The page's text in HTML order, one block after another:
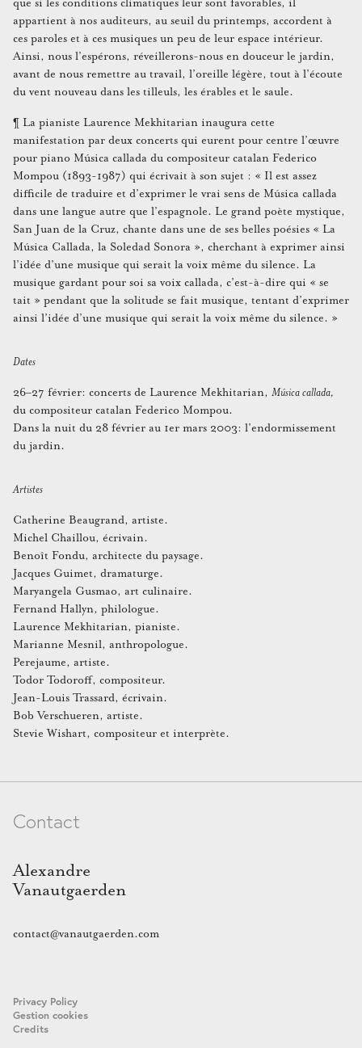
appartient à nos auditeurs, au seuil du printemps, accordent à
ces paroles et à ces musiques un peu de leur espace intérieur.
Ainsi, nous l’espérons, réveillerons-nous en douceur le jardin,
avant de nous remettre au travail, l’oreille légère, tout à l’écoute
du vent nouveau dans les tilleuls, les érables et le saule.
¶ La pianiste Laurence Mekhitarian inaugura cette
manifestation par deux concerts qui eurent pour centre l’œuvre
pour piano Música callada du compositeur catalan Federico
Mompou (1893-1987) qui écrivait à son sujet : « Il est assez
difficile de traduire et d’exprimer le vrai sens de Música callada
dans une langue autre que l’espagnole. Le grand poète mystique,
San Juan de la Cruz, chante dans une de ses belles poésies « La
Música Callada, la Soledad Sonora », cherchant à exprimer ainsi
l’idée d’une musique qui serait la voix même du silence. La
musique gardant pour soi sa voix callada, c’est-à-dire qui « se
tait » pendant que la solitude se fait musique, tentant d’exprimer
ainsi l’idée d’une musique qui serait la voix même du silence. »
Dates
26–27 février: concerts de Laurence Mekhitarian, Música callada,
du compositeur catalan Federico Mompou.
Dans la nuit du 28 février au 1er mars 2003: l’endormissement
du jardin.
Artistes
Catherine Beaugrand, artiste.
Michel Chaillou, écrivain.
Benoît Fondu, architecte du paysage.
Jacques Guimet, dramaturge.
Maryangela Gusmao, art culinaire.
Fernand Hallyn, philologue.
Laurence Mekhitarian, pianiste.
Marianne Mesnil, anthropologue.
Perejaume, artiste.
Todor Todoroff, compositeur.
Jean-Louis Trassard, écrivain.
Bob Verschueren, artiste.
Stevie Wishart, compositeur et interprète.
Contact
Alexandre
Vanautgaerden
contact@vanautgaerden.com
Privacy Policy
Gestion cookies
Credits